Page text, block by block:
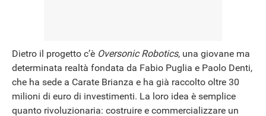
Dietro il progetto c’è Oversonic Robotics, una giovane ma
determinata realtà fondata da Fabio Puglia e Paolo Denti,
che ha sede a Carate Brianza e ha già raccolto oltre 30
milioni di euro di investimenti. La loro idea è semplice
quanto rivoluzionaria: costruire e commercializzare un